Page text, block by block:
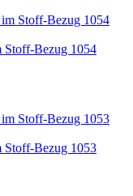
Stoff-Bezug 1054
Stoff-Bezug 1053